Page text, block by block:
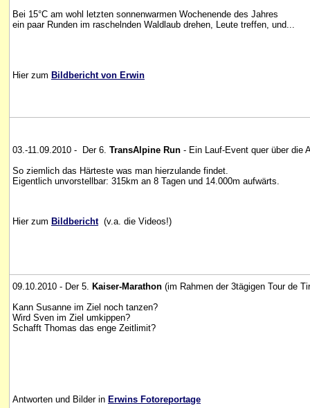
Bei 15°C am wohl letzten sonnenwarmen Wochenende des Jahres
ein paar Runden im raschelnden Waldlaub drehen, Leute treffen, und...
Hier zum Bildbericht von Erwin
03.-11.09.2010 - Der 6. TransAlpine Run - Ein Lauf-Event quer über die
So ziemlich das Härteste was man hierzulande findet.
Eigentlich unvorstellbar: 315km an 8 Tagen und 14.000m aufwärts.
Hier zum Bildbericht(v.a. die Videos!)
09.10.2010 - Der 5. Kaiser-Marathon (im Rahmen der 3tägigen Tour de
Kann Susanne im Ziel noch tanzen?
Wird Sven im Ziel umkippen?
Schafft Thomas das enge Zeitlimit?
Antworten und Bilder in Erwins Fotoreportage